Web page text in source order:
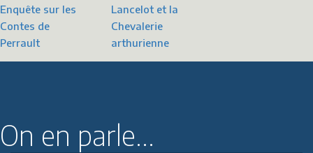
Enquête sur les
Contes de
Perrault
Lancelot et la
Chevalerie
arthurienne
On en parle...